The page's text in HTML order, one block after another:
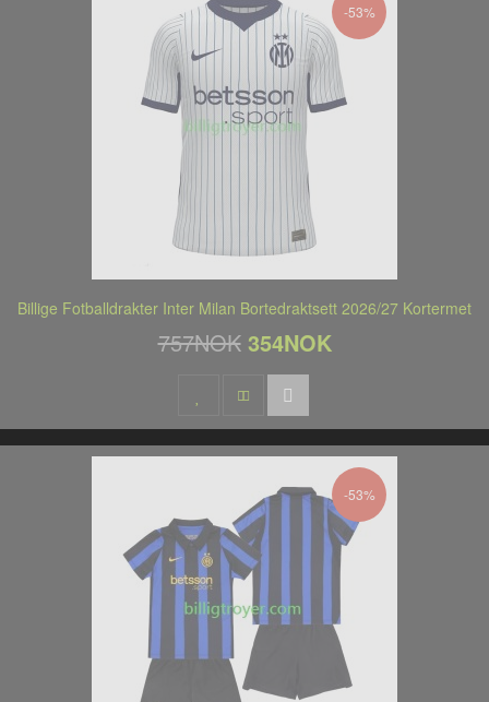
-53%
Billige Fotballdrakter Inter Milan Bortedraktsett 2026/27 Kortermet
757NOK 354NOK
-53%